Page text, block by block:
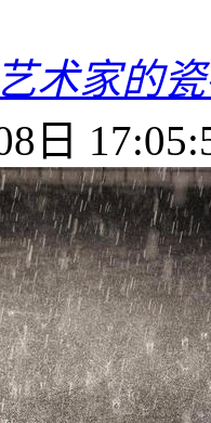
术家的
日